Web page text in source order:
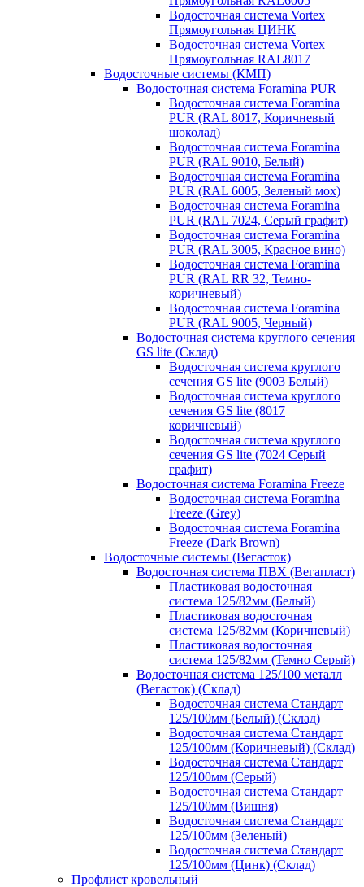
Водосточная система Vortex
Прямоугольная ЦИНК
Водосточная система Vortex
Прямоугольная RAL8017
Водосточные системы (КМП)
Водосточная система Foramina PUR
Водосточная система Foramina
PUR (RAL 8017, Коричневый
шоколад)
Водосточная система Foramina
PUR (RAL 9010, Белый)
Водосточная система Foramina
PUR (RAL 6005, Зеленый мох)
Водосточная система Foramina
PUR (RAL 7024, Серый графит)
Водосточная система Foramina
PUR (RAL 3005, Красное вино)
Водосточная система Foramina
PUR (RAL RR 32, Темно-
коричневый)
Водосточная система Foramina
PUR (RAL 9005, Черный)
Водосточная система круглого сечения
GS lite (Склад)
Водосточная система круглого
сечения GS lite (9003 Белый)
Водосточная система круглого
сечения GS lite (8017
коричневый)
Водосточная система круглого
сечения GS lite (7024 Серый
графит)
Водосточная система Foramina Freeze
Водосточная система Foramina
Freeze (Grey)
Водосточная система Foramina
Freeze (Dark Brown)
Водосточные системы (Вегасток)
Водосточная система ПВХ (Вегапласт)
Пластиковая водосточная
система 125/82мм (Белый)
Пластиковая водосточная
система 125/82мм (Коричневый)
Пластиковая водосточная
система 125/82мм (Темно Серый)
Водосточная система 125/100 металл
(Вегасток) (Склад)
Водосточная система Стандарт
125/100мм (Белый) (Склад)
Водосточная система Стандарт
125/100мм (Коричневый) (Склад)
Водосточная система Стандарт
125/100мм (Серый)
Водосточная система Стандарт
125/100мм (Вишня)
Водосточная система Стандарт
125/100мм (Зеленый)
Водосточная система Стандарт
125/100мм (Цинк) (Склад)
Профлист кровельный